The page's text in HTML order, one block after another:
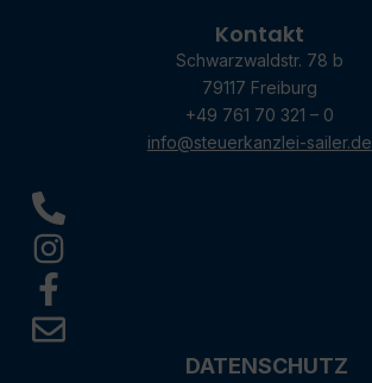
Kontakt
Schwarzwaldstr. 78 b
79117 Freiburg
+49 761 70 321 – 0
info@steuerkanzlei-sailer.de
DATENSCHUTZ